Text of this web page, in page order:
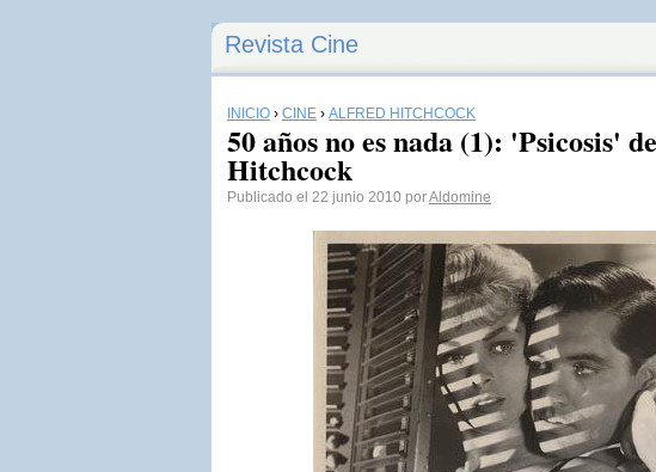
Revista Cine
INICIO › CINE › ALFRED HITCHCOCK
50 años no es nada (1): 'Psicosis'
Hitchcock
Publicado el 22 junio 2010 porAldomine